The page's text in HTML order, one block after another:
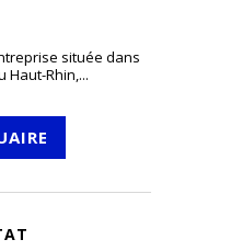
située dans
Haut-Rhin,...